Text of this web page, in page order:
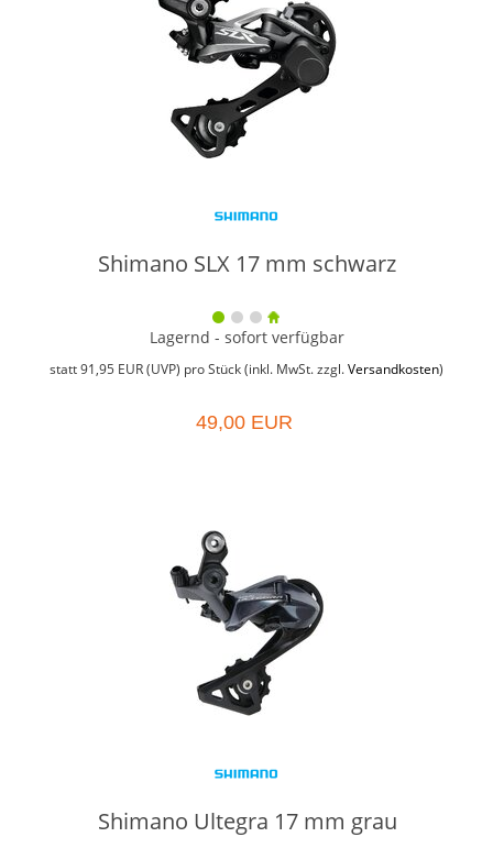
Shimano SLX 17 mm schwarz
Lagernd - sofort verfügbar
statt91,95 EUR(UVP) pro Stück (inkl. MwSt. zzgl. Versandkosten)
49,00 EUR
Shimano Ultegra 17 mm grau